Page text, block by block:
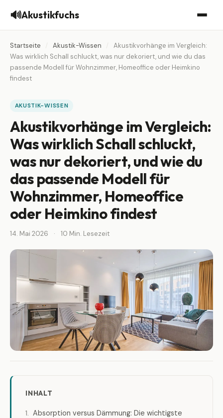
🔊Akustikfuchs
Startseite Akustik-Wissen
Akustikvorhänge im Vergleich:
Was wirklich Schall schluckt, was nur dekoriert, und wie du das
passende Modell für Wohnzimmer, Homeoffice oder Heimkino
findest
AKUSTIK-WISSEN
Akustikvorhänge im Vergleich:
Was wirklich Schall schluckt,
was nur dekoriert, und wie du
das passende Modell für
Wohnzimmer, Homeoffice
oder Heimkino findest
14. Mai 2026 · 10 Min. Lesezeit
INHALT
Absorption versus Dämmung: Die wichtigste